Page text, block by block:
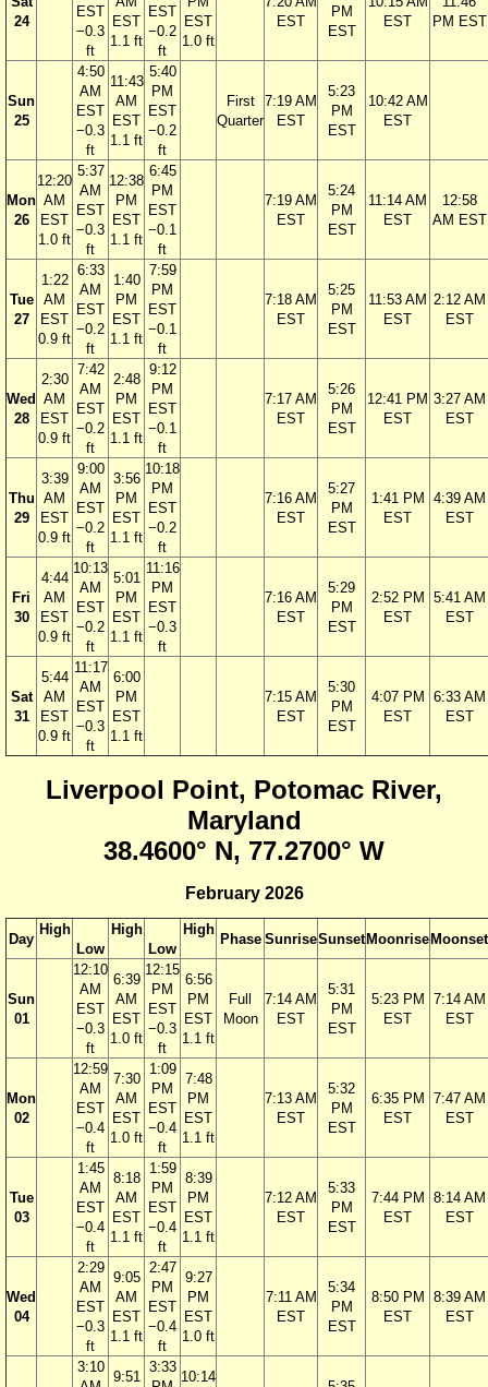
24
EST
−0.3
ft
EST
1.1 ft
EST
−0.2
ft
EST
1.0 ft
EST
PM
EST
EST
PM EST
Sun
25
4:50
AM
EST
−0.3
ft
11:43
AM
EST
1.1 ft
5:40
PM
EST
−0.2
ft
First
Quarter
7:19 AM
EST
5:23
PM
EST
10:42 AM
EST
Mon
26
12:20
AM
EST
1.0 ft
5:37
AM
EST
−0.3
ft
12:38
PM
EST
1.1 ft
6:45
PM
EST
−0.1
ft
7:19 AM
EST
5:24
PM
EST
11:14 AM
EST
12:58
AM EST
Tue
27
1:22
AM
EST
0.9 ft
6:33
AM
EST
−0.2
ft
1:40
PM
EST
1.1 ft
7:59
PM
EST
−0.1
ft
7:18 AM
EST
5:25
PM
EST
11:53 AM
EST
2:12 AM
EST
Wed
28
2:30
AM
EST
0.9 ft
7:42
AM
EST
−0.2
ft
2:48
PM
EST
1.1 ft
9:12
PM
EST
−0.1
ft
7:17 AM
EST
5:26
PM
EST
12:41 PM
EST
3:27 AM
EST
Thu
29
3:39
AM
EST
0.9 ft
9:00
AM
EST
−0.2
ft
3:56
PM
EST
1.1 ft
10:18
PM
EST
−0.2
ft
7:16 AM
EST
5:27
PM
EST
1:41 PM
EST
4:39 AM
EST
Fri
30
4:44
AM
EST
0.9 ft
10:13
AM
EST
−0.2
ft
5:01
PM
EST
1.1 ft
11:16
PM
EST
−0.3
ft
7:16 AM
EST
5:29
PM
EST
2:52 PM
EST
5:41 AM
EST
Sat
31
5:44
AM
EST
0.9 ft
11:17
AM
EST
−0.3
ft
6:00
PM
EST
1.1 ft
7:15 AM
EST
5:30
PM
EST
4:07 PM
EST
6:33 AM
EST
Liverpool Point, Potomac River,
Maryland
38.4600° N, 77.2700° W
February 2026
Day
High
Low
High
Low
High
Phase SunriseSunset Moonrise Moonset
Sun
01
12:10
AM
EST
−0.3
ft
6:39
AM
EST
1.0 ft
12:15
PM
EST
−0.3
ft
6:56
PM
EST
1.1 ft
Full
Moon
7:14 AM
EST
5:31
PM
EST
5:23 PM
EST
7:14 AM
EST
Mon
02
12:59
AM
EST
−0.4
ft
7:30
AM
EST
1.0 ft
1:09
PM
EST
−0.4
ft
7:48
PM
EST
1.1 ft
7:13 AM
EST
5:32
PM
EST
6:35 PM
EST
7:47 AM
EST
Tue
03
1:45
AM
EST
−0.4
ft
8:18
AM
EST
1.1 ft
1:59
PM
EST
−0.4
ft
8:39
PM
EST
1.1 ft
7:12 AM
EST
5:33
PM
EST
7:44 PM
EST
8:14 AM
EST
Wed
04
2:29
AM
EST
−0.3
ft
9:05
AM
EST
1.1 ft
2:47
PM
EST
−0.4
ft
9:27
PM
EST
1.0 ft
7:11 AM
EST
5:34
PM
EST
8:50 PM
EST
8:39 AM
EST
3:10
9:51
3:33
10:14